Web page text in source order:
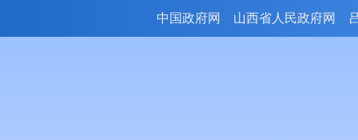
中国政府网 山西省人民政府网